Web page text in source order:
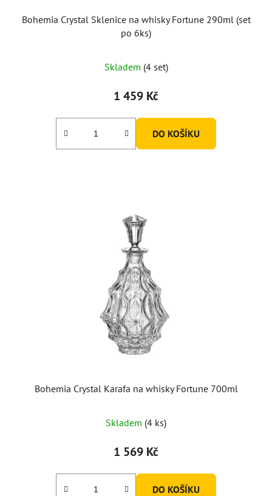
Bohemia Crystal Sklenice na whisky Fortune 290ml (set
po 6ks)
Skladem (4 set)
1 459 Kč
DO KOŠÍKU
Bohemia Crystal Karafa na whisky Fortune 700ml
Skladem (4 ks)
1 569 Kč
DO KOŠÍKU